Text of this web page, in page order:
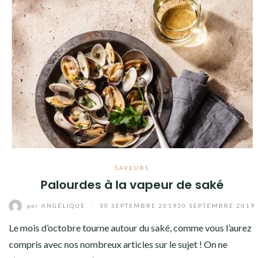
SAVEURS
Palourdes à la vapeur de saké
par ANGÉLIQUE 30 SEPTEMBRE 201930 SEPTEMBRE 2019
Le mois d’octobre tourne autour du saké, comme vous l’aurez
compris avec nos nombreux articles sur le sujet ! On ne